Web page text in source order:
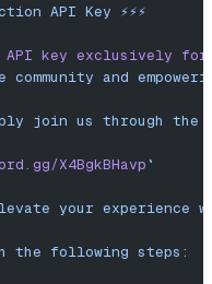
API Key ⚡️⚡️⚡️
key exclusively for
community and
join us through the
X4BgkBHavp`
your experience
the following steps: